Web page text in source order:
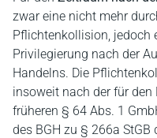
zwar eine nicht mehr
Pflichtenkollision, jedoch
Privilegierung nach der
Handelns. Die
insoweit nach der für
früheren § 64 Abs. 1
des BGH zu § 266a